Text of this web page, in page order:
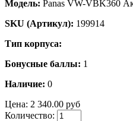
Модель: Panas VW-VBK360
SKU (Артикул): 199914
Тип корпуса:
Бонусные баллы: 1
Наличие: 0
Цена: 2 340.00 руб
Количество: